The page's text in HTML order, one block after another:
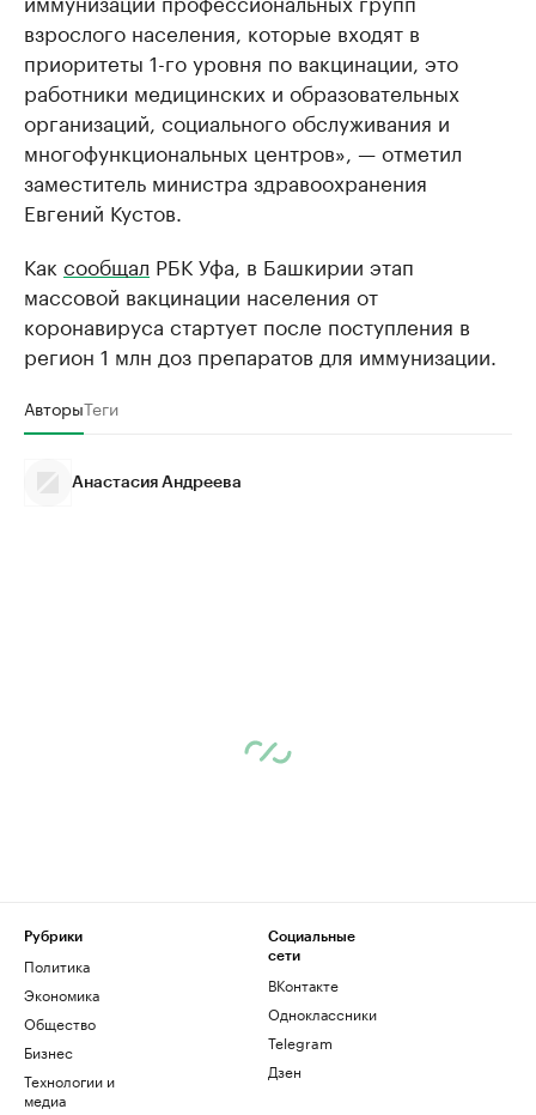
взрослого населения, которые входят в
приоритеты 1-го уровня по вакцинации, это
работники медицинских и образовательных
организаций, социального обслуживания и
многофункциональных центров», — отметил
заместитель министра здравоохранения
Евгений Кустов.
Как сообщал РБК Уфа, в Башкирии этап
массовой вакцинации населения от
коронавируса стартует после поступления в
регион 1 млн доз препаратов для иммунизации.
АвторыТеги
Анастасия Андреева
Рубрики
Политика
Экономика
Общество
Бизнес
Технологии и
медиа
Социальные
сети
ВКонтакте
Одноклассники
Telegram
Дзен